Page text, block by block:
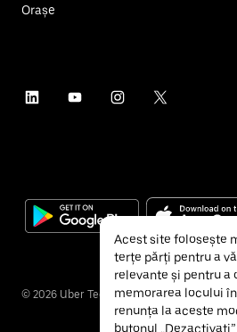
Orașe
© 2026 Uber Technologies Inc.
Acest site folosește
terțe părți pentru a
relevante și pentru a
memorarea locului
renunța la aceste
butonul